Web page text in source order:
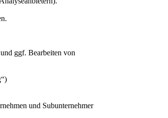
ggf. Bearbeiten von
und Subunternehmer